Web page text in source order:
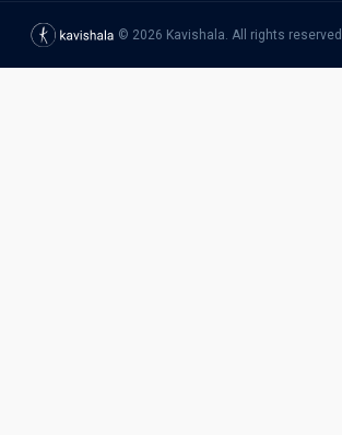
© 2026 Kavishala. All rights reserved.